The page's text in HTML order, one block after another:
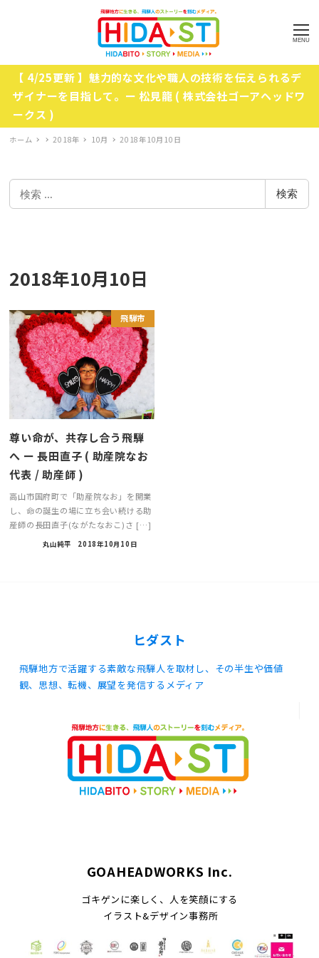
MENU
【 4/25更新 】魅力的な文化や職人の技術を伝えられるデ
ザイナーを目指して。ー 松見龍 ( 株式会社ゴーアヘッドワ
ークス )
ホーム 2018年 10月 2018年10月10日
検
索
検索
2018年10月10日
飛騨市
尊い命が、共存し合う飛騨
へ ー 長田直子 ( 助産院なお
代表 / 助産師 )
高山市国府町で「助産院なお」を開業
し、命の誕生の場に立ち会い続ける助
産師の長田直子(ながたなおこ)さ […]
丸山純平 2018年10月10日
ヒダスト
飛騨地方で活躍する素敵な飛騨人を取材し、その半生や価値
観、思想、転機、展望を発信するメディア
GOAHEADWORKS Inc.
ゴキゲンに楽しく、人を笑顔にする
イラスト&デザイン事務所